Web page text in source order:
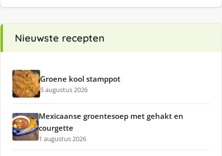
Nieuwste recepten
Groene kool stamppot
5 augustus 2026
Mexicaanse groentesoep met gehakt en
courgette
1 augustus 2026